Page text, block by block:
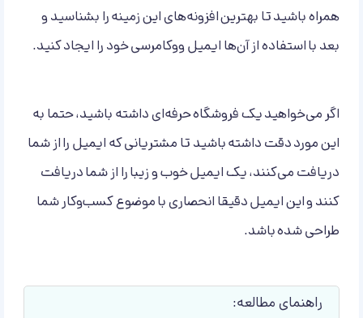
همراه باشید تا بهترین افزونه‌های این زمینه را بشناسید و
بعد با استفاده از آن‌ها ایمیل ووکامرسی خود را ایجاد کنید.
اگر می‌خواهید یک فروشگاه حرفه‌ای داشته باشید، حتما به
این مورد دقت داشته باشید تا مشتریانی که ایمیل را از شما
دریافت می‌کنند، یک ایمیل خوب و زیبا را از شما دریافت
کنند و این ایمیل دقیقا انحصاری با موضوع کسب‌وکار شما
طراحی شده باشد.
راهنمای مطالعه: